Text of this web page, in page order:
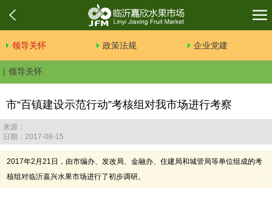
领导关怀 政策法规 企业党建
领导关怀
市“百镇建设示范行动”考核组对我市场进行考察
来源：
日期：2017-08-15
2017年2月21日，由市编办、发改局、金融办、住建局和城管局等单位组成的考
核组对临沂嘉兴水果市场进行了初步调研。